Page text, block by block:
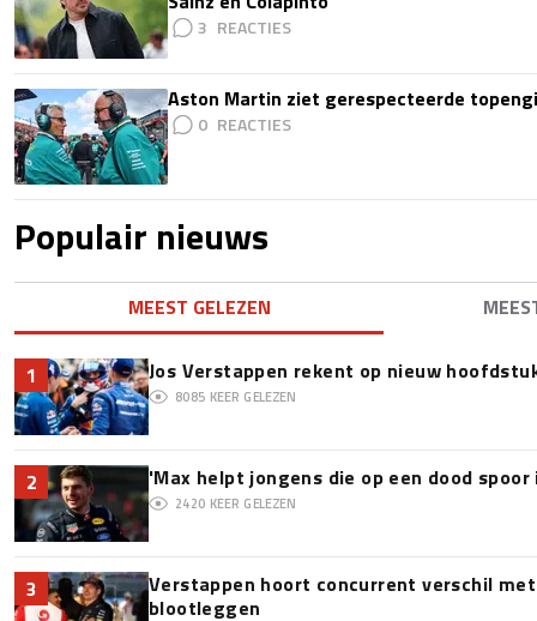
3
Aston Martin ziet gerespecteerde
0
Populair nieuws
MEEST GELEZEN
1 Jos Verstappen rekent op nieuw
8085 KEER GELEZEN
2 'Max helpt jongens die op een dood
2420 KEER GELEZEN
3
Verstappen hoort concurrent verschil
blootleggen